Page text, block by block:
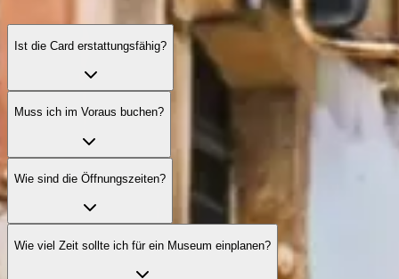
Ist die Card erstattungsfähig?
Muss ich im Voraus buchen?
Wie sind die Öffnungszeiten?
Wie viel Zeit sollte ich für ein Museum einplanen?